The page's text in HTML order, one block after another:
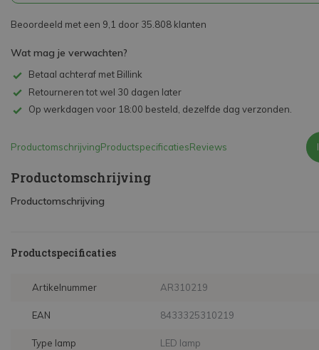
Beoordeeld met een 9,1 door 35.808 klanten
Wat mag je verwachten?
Betaal achteraf met Billink
Retourneren tot wel 30 dagen later
Op werkdagen voor 18:00 besteld, dezelfde dag verzonden.
ProductomschrijvingProductspecificatiesReviews
Productomschrijving
Productomschrijving
Productspecificaties
Artikelnummer AR310219
EAN 8433325310219
Type lamp LED lamp